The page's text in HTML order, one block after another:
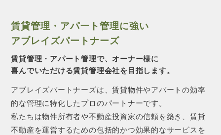
賃貸管理・アパート管理に強い
アブレイズパートナーズ
賃貸管理・アパート管理で、オーナー様に
喜んでいただける賃貸管理会社を目指します。
アブレイズパートナーズは、賃貸物件やアパートの効率
的な管理に特化したプロのパートナーです。
私たちは物件所有者や不動産投資家の信頼を築き、賃貸
不動産を運営するための包括的かつ効果的なサービスを